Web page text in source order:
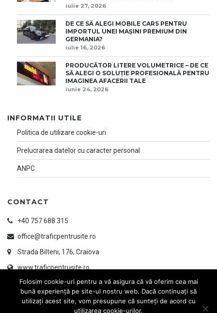
iulie 27, 2026
DE CE SĂ ALEGI MOBILE CARS PENTRU
IMPORTUL UNEI MAȘINI PREMIUM DIN
GERMANIA?
iulie 16, 2026
PRODUCĂTOR LITERE VOLUMETRICE – DE CE
SĂ ALEGI O SOLUȚIE PROFESIONALĂ PENTRU
IMAGINEA AFACERII TALE
iunie 24, 2026
INFORMATII UTILE
Politica de utilizare cookie-uri
Prelucrarea datelor cu caracter personal
ANPC
CONTACT
+40 757 688 315
office@traficpentrusite.ro
Strada Bilteni, 176, Craiova
www.traficpentrusite.ro
Folosim cookie-uri pentru a vă asigura că vă oferim cea mai
bună experiență pe site-ul nostru web. Dacă continuați să
utilizați acest site, vom presupune că sunteți de acord cu
utilizarea cookie-urilor.